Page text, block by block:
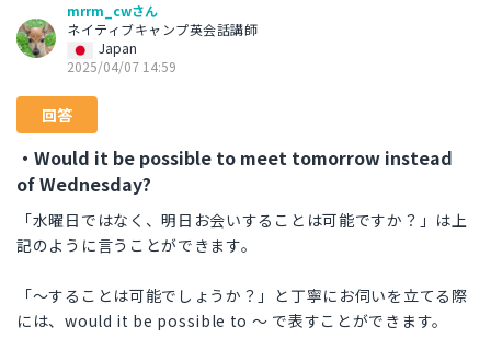
mrrm_cwさん
ネイティブキャンプ英会話講師
Japan
2025/04/07 14:59
回答
・Would it be possible to meet tomorrow instead
of Wednesday?
「水曜日ではなく、明日お会いすることは可能ですか？」は上
記のように言うことができます。
「〜することは可能でしょうか？」と丁寧にお伺いを立てる際
には、would it be possible to 〜 で表すことができます。